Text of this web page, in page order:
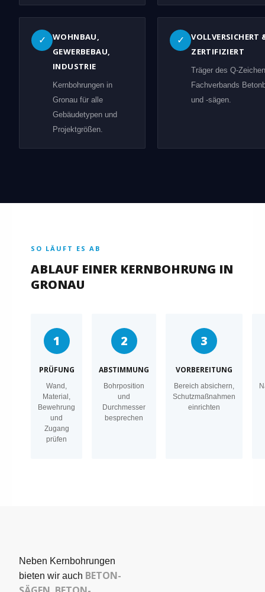
✓
WOHNBAU,
GEWERBEBAU,
INDUSTRIE
Kernbohrungen in
Gronau für alle
Gebäudetypen und
Projektgrößen.
✓
VOLLVERSICHERT
ZERTIFIZIERT
Träger des Q-
Fachverbands
und -sägen.
SO LÄUFT ES AB
ABLAUF EINER KERNBOHRUNG IN
GRONAU
1
PRÜFUNG
Wand,
Material,
Bewehrung
und
Zugang
prüfen
2
ABSTIMMUNG
Bohrposition
und
Durchmesser
besprechen
3
VORBEREITUNG
Bereich absichern,
Schutzmaßnahmen
einrichten
Neben Kernbohrungen
bieten wir auch BETON­